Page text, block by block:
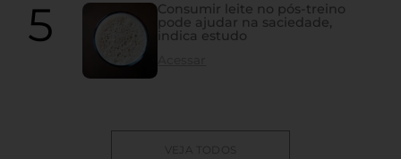
Consumir leite no pós-treino
pode ajudar na saciedade,
indica estudo
VEJA TODOS